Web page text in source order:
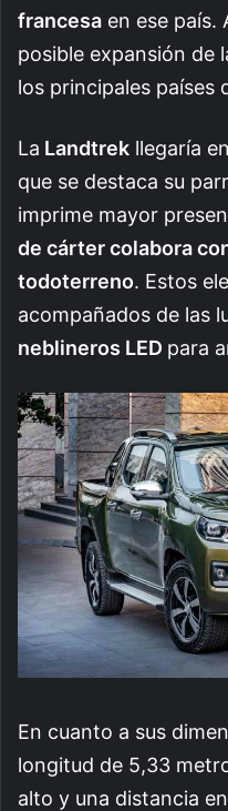
francesa en ese país.
posible expansión de
los principales países
La Landtrek llegaría en
que se destaca su
imprime mayor
de cárter colabora
todoterreno. Estos
acompañados de las
neblineros LED para
En cuanto a sus
longitud de 5,33
alto y una distancia